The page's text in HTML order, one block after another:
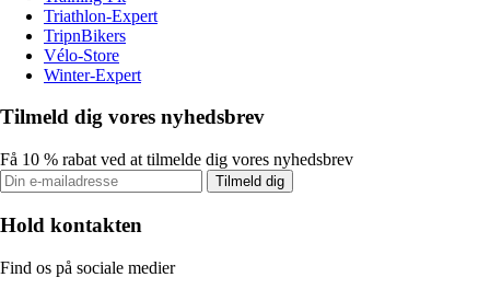
Triathlon-Expert
TripnBikers
Vélo-Store
Winter-Expert
Tilmeld dig vores nyhedsbrev
Få 10 % rabat ved at tilmelde dig vores nyhedsbrev
Tilmeld dig
Hold kontakten
Find os på sociale medier